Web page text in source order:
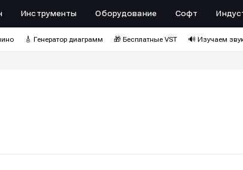
Инструменты Оборудование Софт
🎸 Генератор диаграмм 🎁 Бесплатные VST 🔊 Изучаем